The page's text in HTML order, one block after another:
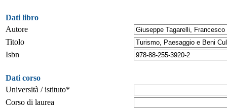
Dati libro
Autore
Titolo
Isbn
Dati corso
Università / istituto*
Corso di laurea